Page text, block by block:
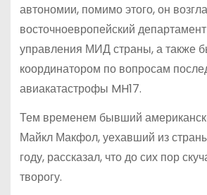
автономии, помимо этого, он
восточноевропейский
управления МИД страны, а также
координатором по вопросам
авиакатастрофы MH17.
Тем временем бывший
Майкл Макфол, уехавший из
году, рассказал, что до сих пор
творогу.